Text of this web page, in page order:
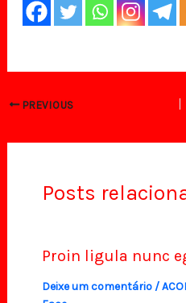
PREVIOUS
Posts
Proin ligula nunc
Deixe um comentário /